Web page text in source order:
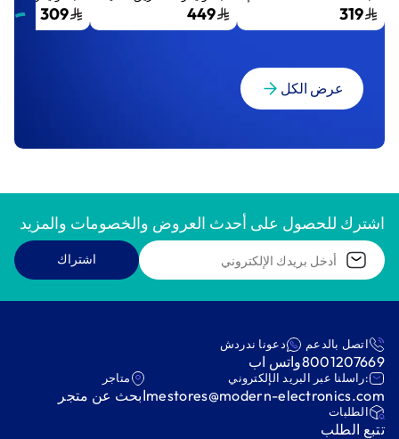
319
449
309
عرض الكل
اشترك للحصول على أحدث العروض والخصومات والمزيد
اشتراك
اتصل بالدعم
8001207669
دعونا ندردش
واتس اب
:راسلنا عبر البريد الإلكتروني
mestores@modern-electronics.com
متاجر
ابحث عن متجر
‫الطلبات‬
‫تتبع الطلب‬